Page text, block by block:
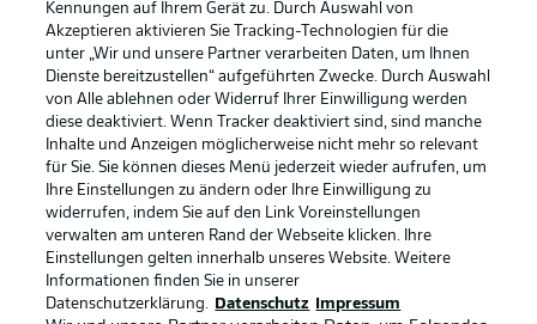
Rechtliche Hinweise Voreinstellungen verwalten
Datenschutz Nutzungsbedingungen
Kontakt Jobs
Impressum Partner
Spieler Liveticker
AGB
Kennungen auf Ihrem Gerät zu. Durch Auswahl von
Akzeptieren aktivieren Sie Tracking-Technologien für die
unter „Wir und unsere Partner verarbeiten Daten, um Ihnen
Dienste bereitzustellen“ aufgeführten Zwecke. Durch Auswahl
von Alle ablehnen oder Widerruf Ihrer Einwilligung werden
diese deaktiviert. Wenn Tracker deaktiviert sind, sind manche
Inhalte und Anzeigen möglicherweise nicht mehr so relevant
für Sie. Sie können dieses Menü jederzeit wieder aufrufen, um
Ihre Einstellungen zu ändern oder Ihre Einwilligung zu
widerrufen, indem Sie auf den Link Voreinstellungen
verwalten am unteren Rand der Webseite klicken. Ihre
Einstellungen gelten innerhalb unseres Website. Weitere
Informationen finden Sie in unserer
Datenschutzerklärung.
Datenschutz Impressum